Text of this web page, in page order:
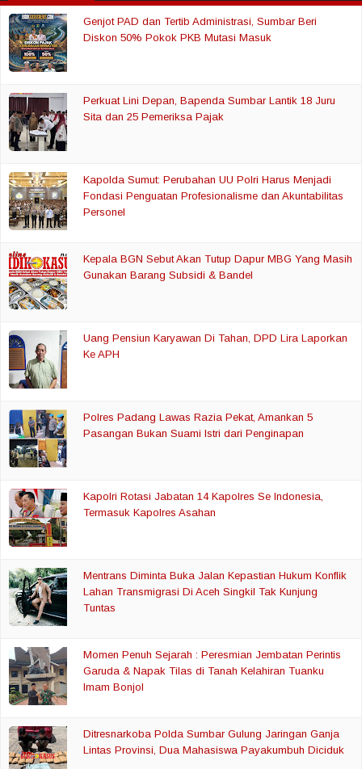
Genjot PAD dan Tertib Administrasi, Sumbar Beri
Diskon 50% Pokok PKB Mutasi Masuk
Perkuat Lini Depan, Bapenda Sumbar Lantik 18 Juru
Sita dan 25 Pemeriksa Pajak
Kapolda Sumut: Perubahan UU Polri Harus Menjadi
Fondasi Penguatan Profesionalisme dan Akuntabilitas
Personel
Kepala BGN Sebut Akan Tutup Dapur MBG Yang Masih
Gunakan Barang Subsidi & Bandel
Uang Pensiun Karyawan Di Tahan, DPD Lira Laporkan
Ke APH
Polres Padang Lawas Razia Pekat, Amankan 5
Pasangan Bukan Suami Istri dari Penginapan
Kapolri Rotasi Jabatan 14 Kapolres Se Indonesia,
Termasuk Kapolres Asahan
Mentrans Diminta Buka Jalan Kepastian Hukum Konflik
Lahan Transmigrasi Di Aceh Singkil Tak Kunjung
Tuntas
Momen Penuh Sejarah : Peresmian Jembatan Perintis
Garuda & Napak Tilas di Tanah Kelahiran Tuanku
Imam Bonjol
Ditresnarkoba Polda Sumbar Gulung Jaringan Ganja
Lintas Provinsi, Dua Mahasiswa Payakumbuh Diciduk